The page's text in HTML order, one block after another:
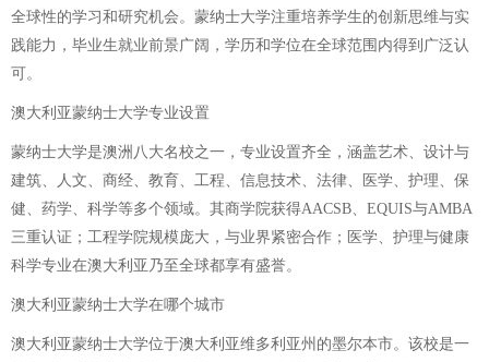
全球性的学习和研究机会。蒙纳士大学注重培养学生的创新思维与实
践能力，毕业生就业前景广阔，学历和学位在全球范围内得到广泛认
可。
澳大利亚蒙纳士大学专业设置
蒙纳士大学是澳洲八大名校之一，专业设置齐全，涵盖艺术、设计与
建筑、人文、商经、教育、工程、信息技术、法律、医学、护理、保
健、药学、科学等多个领域。其商学院获得AACSB、EQUIS与AMBA
三重认证；工程学院规模庞大，与业界紧密合作；医学、护理与健康
科学专业在澳大利亚乃至全球都享有盛誉。
澳大利亚蒙纳士大学在哪个城市
澳大利亚蒙纳士大学位于澳大利亚维多利亚州的墨尔本市。该校是一